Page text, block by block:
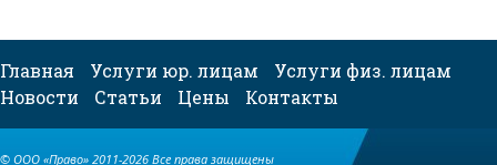
Главная Услуги юр. лицам
Услуги физ. лицам
Новости
Статьи Цены Контакты
© ООО «Право» 2011-2026 Все права защищены